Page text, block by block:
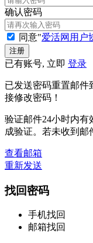
确认密码
同意"爱活网用户
已有账号, 立即 登录
已发送密码重置邮件
接修改密码！
验证邮件24小时内
成验证。若未收到邮
查看邮箱
重新发送
找回密码
手机找回
邮箱找回